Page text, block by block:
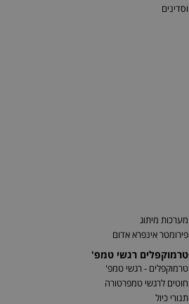
וסדינים
מערכות מיתוג
פירומטר אינפרא אדום
טרמוקפלים רגשי טמפ'
טרמוקפלים - רגשי טמפ'
חוטים לרגשי טמפרטורה
תנורי כיול